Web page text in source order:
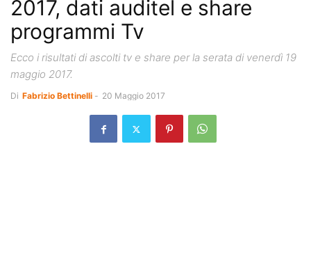
2017, dati auditel e share
programmi Tv
Ecco i risultati di ascolti tv e share per la serata di venerdì 19
maggio 2017.
Di Fabrizio Bettinelli - 20 Maggio 2017